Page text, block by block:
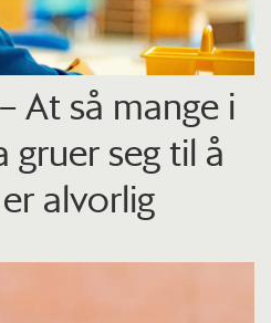
At så mange i
gruer seg til å
alvorlig